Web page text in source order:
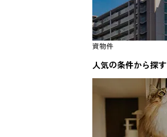
資物件
人気の条件から探す